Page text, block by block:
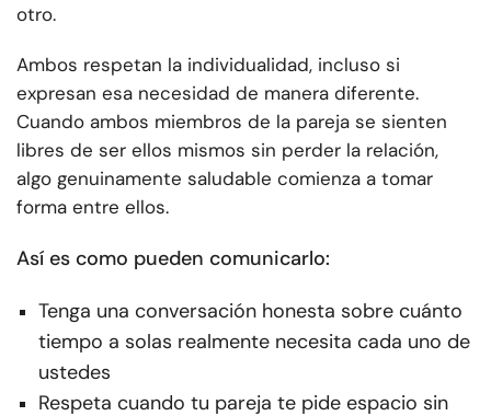
otro.
Ambos respetan la individualidad, incluso si
expresan esa necesidad de manera diferente.
Cuando ambos miembros de la pareja se sienten
libres de ser ellos mismos sin perder la relación,
algo genuinamente saludable comienza a tomar
forma entre ellos.
Así es como pueden comunicarlo:
Tenga una conversación honesta sobre cuánto
tiempo a solas realmente necesita cada uno de
ustedes
Respeta cuando tu pareja te pide espacio sin